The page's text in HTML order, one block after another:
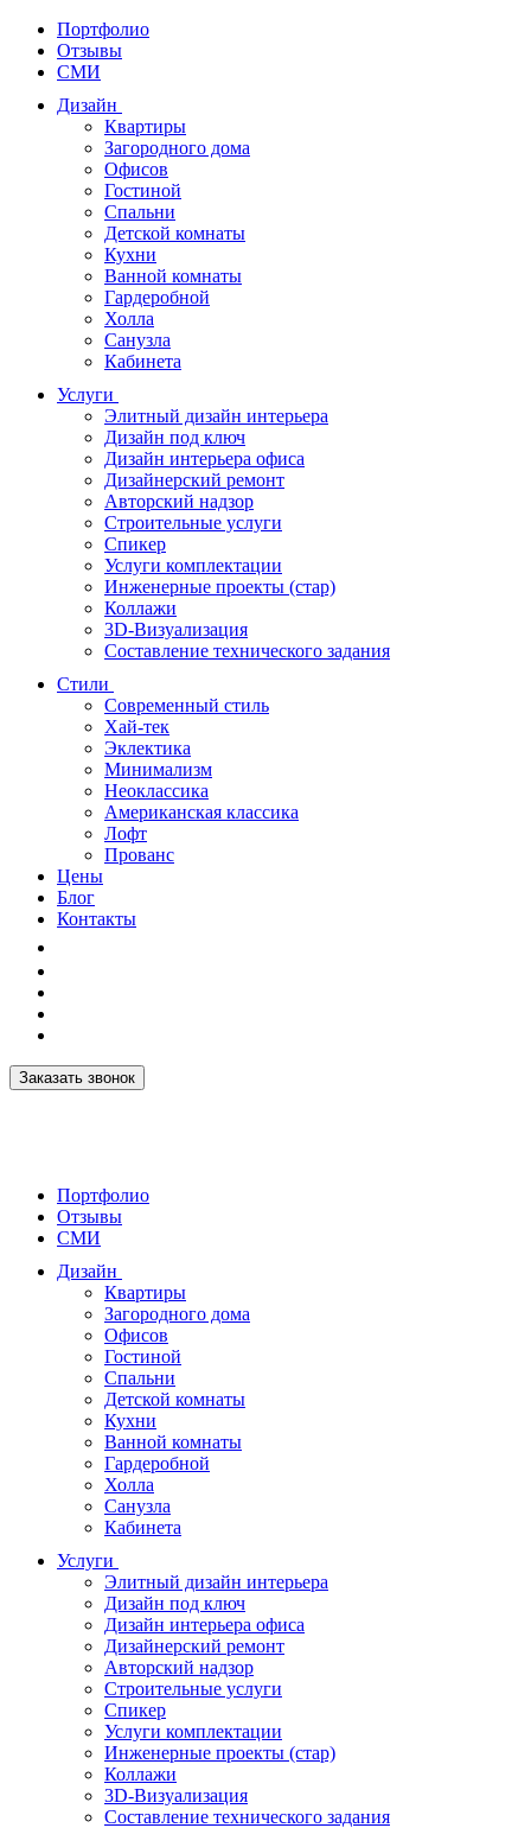
Портфолио
Отзывы
СМИ
Дизайн
Квартиры
Загородного дома
Офисов
Гостиной
Спальни
Детской комнаты
Кухни
Ванной комнаты
Гардеробной
Холла
Санузла
Кабинета
Услуги
Элитный дизайн интерьера
Дизайн под ключ
Дизайн интерьера офиса
Дизайнерский ремонт
Авторский надзор
Строительные услуги
Спикер
Услуги комплектации
Инженерные проекты (стар)
Коллажи
3D-Визуализация
Составление технического задания
Стили
Современный стиль
Хай-тек
Эклектика
Минимализм
Неоклассика
Американская классика
Лофт
Прованс
Цены
Блог
Контакты
Заказать звонок
Портфолио
Отзывы
СМИ
Дизайн
Квартиры
Загородного дома
Офисов
Гостиной
Спальни
Детской комнаты
Кухни
Ванной комнаты
Гардеробной
Холла
Санузла
Кабинета
Услуги
Элитный дизайн интерьера
Дизайн под ключ
Дизайн интерьера офиса
Дизайнерский ремонт
Авторский надзор
Строительные услуги
Спикер
Услуги комплектации
Инженерные проекты (стар)
Коллажи
3D-Визуализация
Составление технического задания